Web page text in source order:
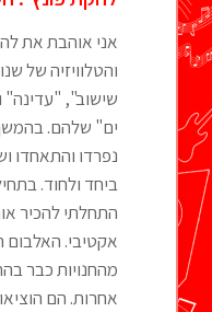
אני אוהבת את
שישוב",
ים" שלהם.
נפרדו והתאחדו
ביחד ולחוד.
התחלתי להכיר
אקטיבי.
מהחנויות כבר
אחרות. הם